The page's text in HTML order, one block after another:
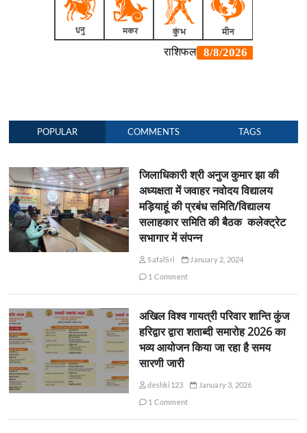
POPULAR COMMENTS TAGS
जिलाधिकारी श्री अनुज कुमार झा की
अध्यक्षता में जवाहर नवोदय विद्यालय
मड़ियाहूं की प्रबंध समिति/विद्यालय
सलाहकार समिति की बैठक कलेक्ट्रेट
सभागार में संपन्न
SafalSri
January 2, 2024
1 Comment
अखिल विश्व गायत्री परिवार शान्ति कुंज
हरिद्वार द्वारा शताब्दी समारोह 2026 का
भव्य आयोजन किया जा रहा है समय
सारणी जारी
deshki123
January 3, 2026
1 Comment